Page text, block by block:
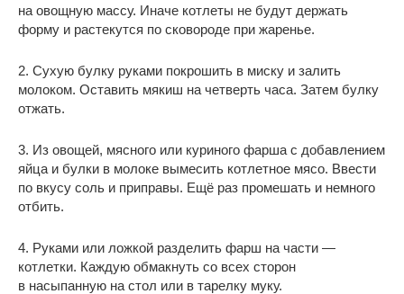
на овощную массу. Иначе котлеты не будут держать
форму и растекутся по сковороде при жаренье.
2. Сухую булку руками покрошить в миску и залить
молоком. Оставить мякиш на четверть часа. Затем булку
отжать.
3. Из овощей, мясного или куриного фарша с добавлением
яйца и булки в молоке вымесить котлетное мясо. Ввести
по вкусу соль и приправы. Ещё раз промешать и немного
отбить.
4. Руками или ложкой разделить фарш на части —
котлетки. Каждую обмакнуть со всех сторон
в насыпанную на стол или в тарелку муку.